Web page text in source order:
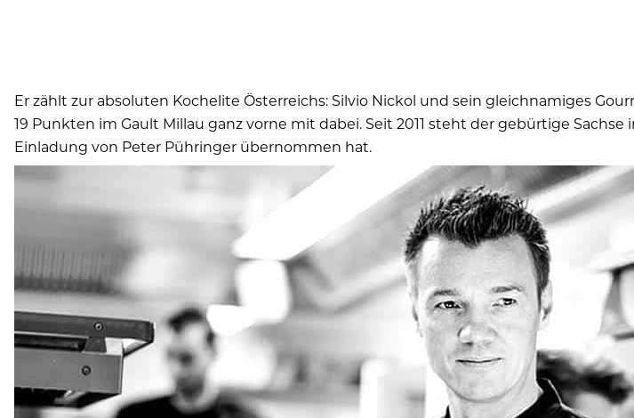
Er zählt zur absoluten Kochelite Österreichs: Silvio Nickol und sein gleichnamiges
19 Punkten im Gault Millau ganz vorne mit dabei. Seit 2011 steht der gebürtige
Einladung von Peter Pühringer übernommen hat.